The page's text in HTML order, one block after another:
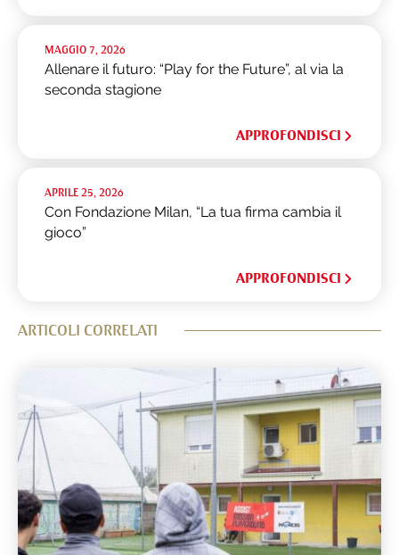
MAGGIO 7, 2026
Allenare il futuro: “Play for the Future”, al via la
seconda stagione
APPROFONDISCI
APRILE 25, 2026
Con Fondazione Milan, “La tua firma cambia il
gioco”
APPROFONDISCI
ARTICOLI CORRELATI